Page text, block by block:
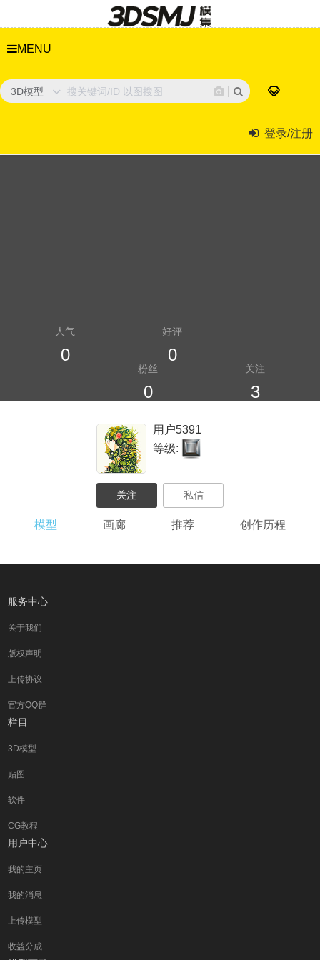
MENU
3D模型
登录/注册
人气
0
好评
0
关注
3
粉丝
0
用户5391
等级:
模型 画廊 推荐 创作历程
服务中心
关于我们
版权声明
上传协议
官方QQ群
栏目
3D模型
贴图
软件
CG教程
用户中心
我的主页
我的消息
上传模型
收益分成